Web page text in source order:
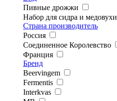
Пивные дрожжи
Набор для сидра и медовухи
Страна производитель
Россия
Соединенное Королевство
Франция
Бренд
Beervingem
Fermentis
Interkvas